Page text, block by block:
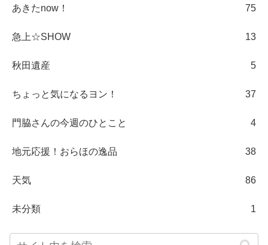
あきたnow！ 75
急上☆SHOW 13
秋田遺産 5
ちょっと気になるヨン！ 37
門脇さんの今週のひとこと 4
地元応援！おらほの逸品 38
天気 86
未分類 1